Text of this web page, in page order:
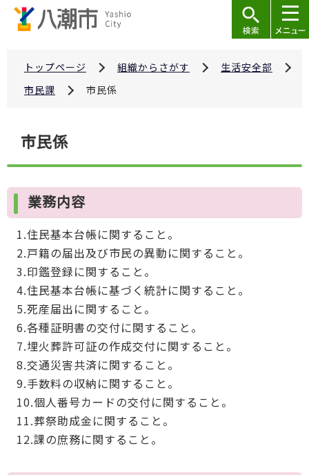
トップページ 組織からさがす
生活安全部
市民課
市民係
こ
こ
ら
市民係
業務内容
1.住民基本台帳に関すること。
2.戸籍の届出及び市民の異動に関すること。
3.印鑑登録に関すること。
4.住民基本台帳に基づく統計に関すること。
5.死産届出に関すること。
6.各種証明書の交付に関すること。
7.埋火葬許可証の作成交付に関すること。
8.交通災害共済に関すること。
9.手数料の収納に関すること。
10.個人番号カードの交付に関すること。
11.葬祭助成金に関すること。
12.課の庶務に関すること。